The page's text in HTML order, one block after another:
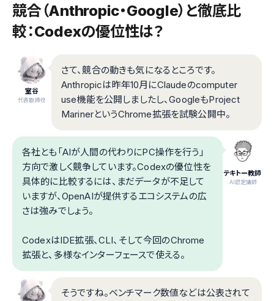
競合（Anthropic・Google）と徹底比
較：Codexの優位性は？
室谷
代表取締役
さて、競合の動きも気になるところです。
Anthropicは昨年10月にClaudeのcomputer
use機能を公開しましたし、GoogleもProject
MarinerというChrome拡張を試験公開中。
テキトー教師
.AI認定講師
各社とも「AIが人間の代わりにPC操作を行う」
方向で激しく競争しています。Codexの優位性を
具体的に比較するには、まだデータが不足して
いますが、OpenAIが提供するエコシステムの広
さは強みでしょう。
CodexはIDE拡張、CLI、そして今回のChrome
拡張と、多様なインターフェースで使える。
そうですね。ベンチマーク数値などは公表されて